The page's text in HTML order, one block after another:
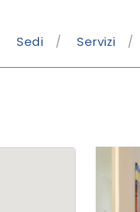
Sedi Servizi